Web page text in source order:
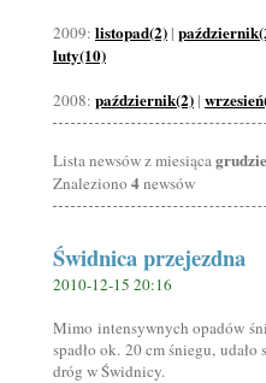
2009: listopad(2) |
luty(10)
2008: październik(2) |
Lista newsów z miesiąca
Znaleziono 4newsów
Świdnica przejezdna
2010-12-15 20:16
Mimo intensywnych opadów
spadło ok. 20 cm śniegu,
dróg w Świdnicy.